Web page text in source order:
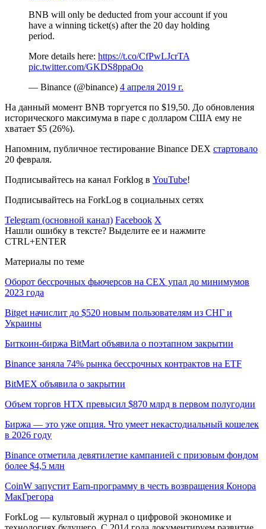
BNB will only be deducted from your account if you
have a winning ticket(s) after the 20 day holding
period.
More details here: https://t.co/CfPwLJcrTA
pic.twitter.com/GKDS8ppaOo
— Binance (@binance) 4 апреля 2019 г.
На данный момент BNB торгуется по $19,50. До обновления
исторического максимума в паре с долларом США ему не
хватает $5 (26%).
Напомним, публичное тестирование Binance DEX стартовало
20 февраля.
Подписывайтесь на канал Forklog в YouTube!
Подписывайтесь на ForkLog в социальных сетях
Telegram (основной канал) Facebook X
Нашли ошибку в тексте? Выделите ее и нажмите
CTRL+ENTER
Материалы по теме
Оборот бессрочных фьючерсов на CEX упал до минимумов
2023 года
Bitget начислит до $520 новым пользователям из СНГ и
Украины
Биткоин-биржа BitMart объявила о поэтапном закрытии
Binance заняла 74% рынка бессрочных контрактов на ETF
BitMEX объявила о закрытии
Объем торгов HTX превысил $870 млрд в первом полугодии
Биржа — это уже опция. Что умеет некастодиальный кошелек
в 2026 году
Binance отметила девятилетие кампанией с призовым фондом
более $4,5 млн
CoinW запустит Earn-программу в честь возвращения Конора
МакГрегора
ForkLog — культовый журнал о цифровой экономике и